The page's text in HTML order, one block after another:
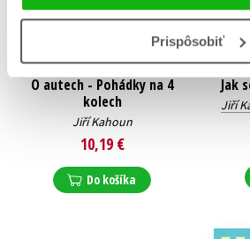
Prispôsobiť
O autech - Pohádky na 4
kolech
Jiří Kahoun
10,19 €
Do košíka
Jak
Jiří